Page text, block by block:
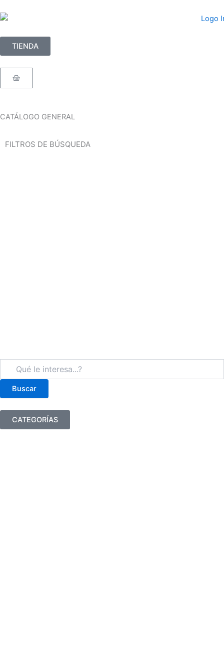
al
TIENDA
Carrito
CATÁLOGO GENERAL
FILTROS DE BÚSQUEDA
Buscar
CATEGORÍAS